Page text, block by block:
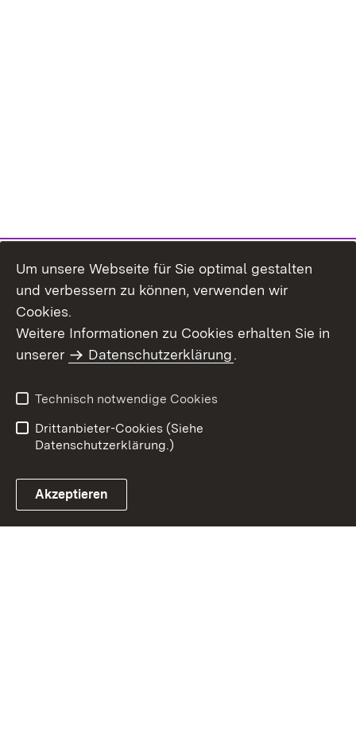
Um unsere Webseite für Sie optimal gestalten
und verbessern zu können, verwenden wir
Cookies.
Weitere Informationen zu Cookies erhalten Sie in
unserer
Datenschutzerklärung.
Technisch notwendige Cookies
Drittanbieter-Cookies (Siehe
Datenschutzerklärung.)
Akzeptieren